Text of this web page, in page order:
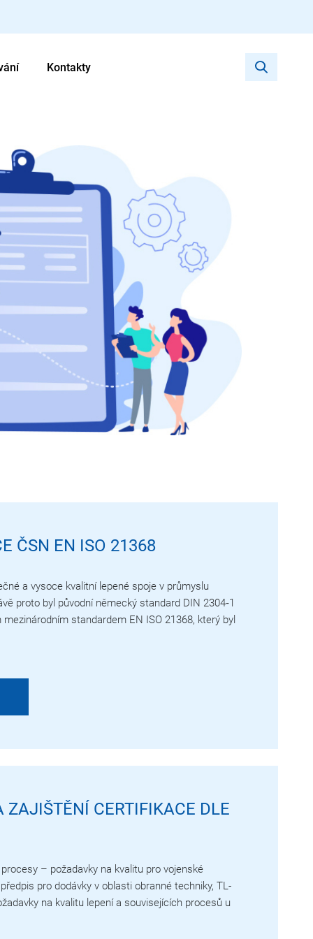
Kontakty
ČSN EN ISO 21368
a vysoce kvalitní lepené spoje v průmyslu
proto byl původní německý standard DIN 2304‑1
standardem EN ISO 21368, který byl
ZAJIŠTĚNÍ CERTIFIKACE DLE
– požadavky na kvalitu pro vojenské
pro dodávky v oblasti obranné techniky, TL-
na kvalitu lepení a souvisejících procesů u